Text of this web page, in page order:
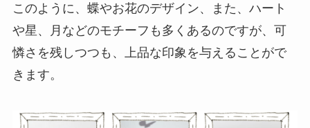
このように、蝶やお花のデザイン、また、ハート
や星、月などのモチーフも多くあるのですが、可
憐さを残しつつも、上品な印象を与えることがで
きます。